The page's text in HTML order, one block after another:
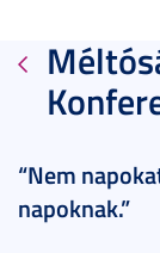
“Nem
napoknak.”